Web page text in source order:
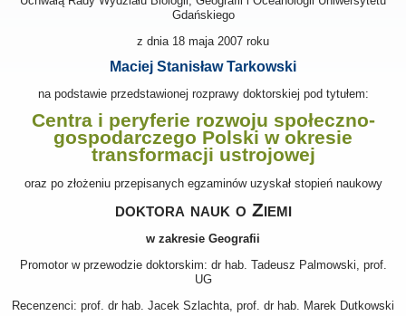
Gdańskiego
z dnia 18 maja 2007 roku
Maciej Stanisław Tarkowski
na podstawie przedstawionej rozprawy doktorskiej pod tytułem:
Centra i peryferie rozwoju społeczno-
gospodarczego Polski w okresie
transformacji ustrojowej
oraz po złożeniu przepisanych egzaminów uzyskał stopień naukowy
doktora nauk o Ziemi
w zakresie Geografii
Promotor w przewodzie doktorskim: dr hab. Tadeusz Palmowski, prof.
UG
Recenzenci: prof. dr hab. Jacek Szlachta, prof. dr hab. Marek Dutkowski